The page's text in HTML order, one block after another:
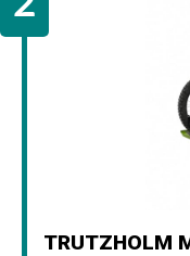
TRUTZHOLM